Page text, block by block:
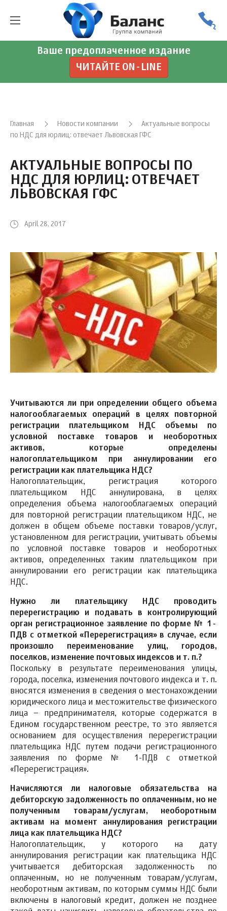
Ваше предоплаченное издание
ЧИТАЙТЕ ON-LINE
Главная Новости компании
Актуальные вопросы
по НДС для юрлиц: отвечает Львовская ГФС
АКТУАЛЬНЫЕ ВОПРОСЫ ПО
НДС ДЛЯ ЮРЛИЦ: ОТВЕЧАЕТ
ЛЬВОВСКАЯ ГФС
April 28, 2017
Учитываются ли при определении общего объема
налогооблагаемых операций в целях повторной
регистрации плательщиком НДС объемы по
условной поставке товаров и необоротных
активов, которые определены
налогоплательщиком при аннулировании его
регистрации как плательщика НДС?
Налогоплательщик, регистрация которого
плательщиком НДС аннулирована, в целях
определения объема налогооблагаемых операций
для повторной регистрации плательщиком НДС, не
должен в общем объеме поставки товаров/услуг,
установленном для регистрации, учитывать объемы
по условной поставке товаров и необоротных
активов, определенных таким плательщиком при
аннулировании его регистрации как плательщика
НДС.
Нужно ли плательщику НДС проводить
перерегистрацию и подавать в контролирующий
орган регистрационное заявление по форме № 1-
ПДВ с отметкой «Перерегистрация» в случае, если
произошло переименование улиц, городов,
поселков, изменение почтовых индексов и т. п.?
Поскольку в результате переименования улицы,
города, поселка, изменения почтового индекса и т. п.
вносятся изменения в сведения о местонахождении
юридического лица и местожительстве физического
лица – предпринимателя, которые содержатся в
Едином государственном реестре, то это является
основанием для осуществления перерегистрации
плательщика НДС путем подачи регистрационного
заявления по форме № 1-ПДВ с отметкой
«Перерегистрация».
Начисляются ли налоговые обязательства на
дебиторскую задолженность по оплаченным, но не
полученным товарам/услугам, необоротным
активам на момент аннулирования регистрации
лица как плательщика НДС?
Налогоплательщик, у которого на дату
аннулирования регистрации как плательщика НДС
учитывается дебиторская задолженность по
оплаченным, но не полученным товарам/услугам,
необоротным активам, по которым суммы НДС были
включены в налоговый кредит, должен не позднее